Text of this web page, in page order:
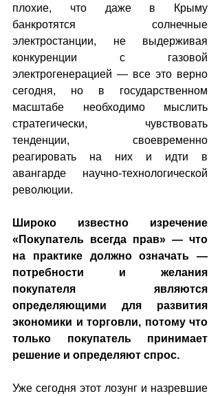
плохие, что даже в Крыму
банкротятся солнечные
электростанции, не выдерживая
конкуренции с газовой
электрогенерацией — все это верно
сегодня, но в государственном
масштабе необходимо мыслить
стратегически, чувствовать
тенденции, своевременно
реагировать на них и идти в
авангарде научно-технологической
революции.
Широко известно изречение
«Покупатель всегда прав» — что
на практике должно означать —
потребности и желания
покупателя являются
определяющими для развития
экономики и торговли, потому что
только покупатель принимает
решение и определяют спрос.
Уже сегодня этот лозунг и назревшие